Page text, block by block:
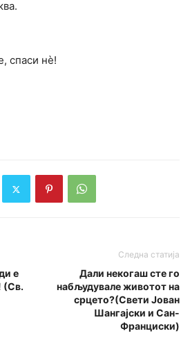
спаси нѐ!
е
(Св.
Следна статија
Дали некогаш сте го
набљудувале животот на
срцето?(Свети Јован
Шангајски и Сан-
Франциски)